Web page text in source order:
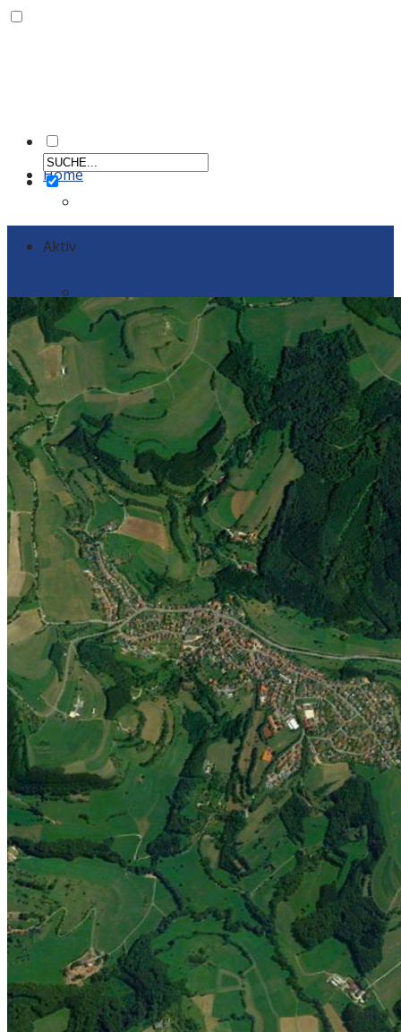
Home
Aktiv
Einzelportraits Männer 1
Frauen
Einzelportraits Frauen1
Schiedsrichter
Vereinskollektion
Jugend
Männlich
Weiblich
Minis
Vereinskollektion
Vereine
Förderverein
Handball Förderverein
Ausschuss
Kontakt
Beitrittsformular
Sponsoren
Kontakt
Kontakt mit uns
Vereine und Sporthallen
Impressum & Datenschutz
Download